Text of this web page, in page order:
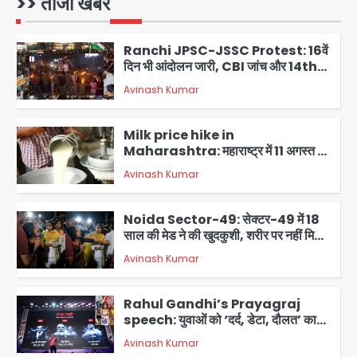
1
2
Ranchi JPSC-JSSC Protest: 16वें
दिन भी आंदोलन जारी, CBI जांच और 14th
Exam रद्द करने की मांग
Avinash Kumar
3
Milk price hike in
Maharashtra: महाराष्ट्र में 11 अगस्त से
दूध के दाम 2 रुपये प्रति लीटर बढ़े
Avinash Kumar
4
Noida Sector-49: सेक्टर-49 में 18
साल की मेड ने की खुदकुशी, शरीर पर नहीं मिली
कोई बाहरी
Avinash Kumar
5
Rahul Gandhi’s Prayagraj
speech: युवाओं को ‘दर्द, डेटा, दौलत’ का
संदेश, बीजेपी का वार
Avinash Kumar